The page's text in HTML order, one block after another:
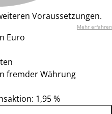
Voraussetzungen.
Mehr erfahren
Euro
fremder Währung
1,95 %